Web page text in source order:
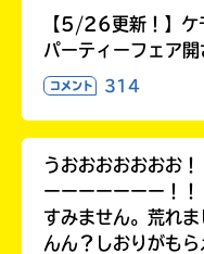
【5/26更新！】ケ
パーティーフェア開
コメント 314
うおおおおおおお
ーーーーーーー！！
すみません。荒れま
んん？しおりがも